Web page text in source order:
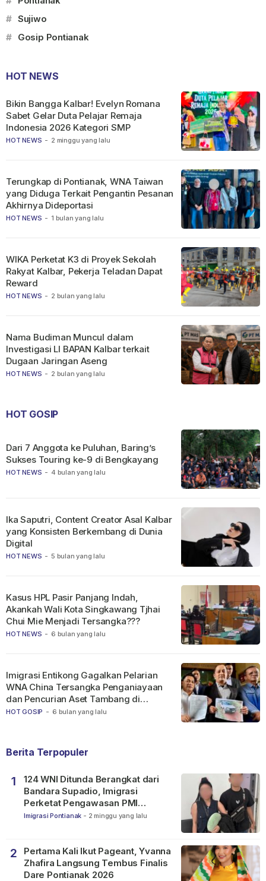
# Sujiwo
# Gosip Pontianak
HOT NEWS
HOT NEWS - 2 minggu yang lalu
Bikin Bangga Kalbar! Evelyn Romana
Sabet Gelar Duta Pelajar Remaja
Indonesia 2026 Kategori SMP
HOT NEWS - 1 bulan yang lalu
Terungkap di Pontianak, WNA Taiwan
yang Diduga Terkait Pengantin Pesanan
Akhirnya Dideportasi
HOT NEWS - 2 bulan yang lalu
WIKA Perketat K3 di Proyek Sekolah
Rakyat Kalbar, Pekerja Teladan Dapat
Reward
HOT NEWS - 2 bulan yang lalu
Nama Budiman Muncul dalam
Investigasi LI BAPAN Kalbar terkait
Dugaan Jaringan Aseng
HOT GOSIP
HOT NEWS - 4 bulan yang lalu
Dari 7 Anggota ke Puluhan, Baring’s
Sukses Touring ke-9 di Bengkayang
HOT NEWS - 5 bulan yang lalu
Ika Saputri, Content Creator Asal Kalbar
yang Konsisten Berkembang di Dunia
Digital
HOT NEWS - 6 bulan yang lalu
Kasus HPL Pasir Panjang Indah,
Akankah Wali Kota Singkawang Tjhai
Chui Mie Menjadi Tersangka???
HOT GOSIP - 6 bulan yang lalu
Imigrasi Entikong Gagalkan Pelarian
WNA China Tersangka Penganiayaan
dan Pencurian Aset Tambang di
Ketapang
Berita Terpopuler
1
124 WNI Ditunda Berangkat dari
Bandara Supadio, Imigrasi
Perketat Pengawasan PMI
Nonprosedural
Imigrasi Pontianak - 2 minggu yang lalu
2
Pertama Kali Ikut Pageant, Yvanna
Zhafira Langsung Tembus Finalis
Dare Pontianak 2026